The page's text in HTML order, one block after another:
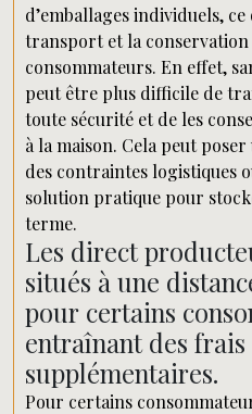
d’emballages individuels,
transport et la
consommateurs. En effet,
peut être plus difficile de
toute sécurité et de les
à la maison. Cela peut
des contraintes logistiques
solution pratique pour
terme.
Les direct
situés à une
pour certains
entraînant des
supplémentaires.
Pour certains